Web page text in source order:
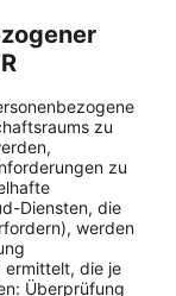
zu
zu
Diensten, die
werden
ermittelt, die je
Überprüfung